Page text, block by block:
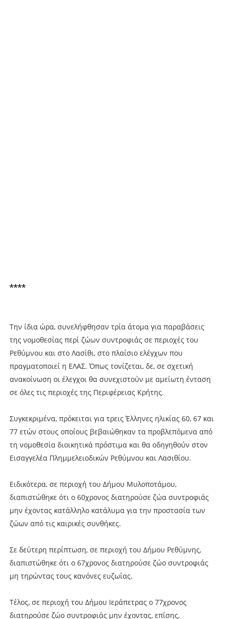
****
Την ίδια ώρα, συνελήφθησαν τρία άτομα για παραβάσεις
της νομοθεσίας περί ζώων συντροφιάς σε περιοχές του
Ρεθύμνου και στο Λασίθι, στο πλαίσιο ελέγχων που
πραγματοποιεί η ΕΛΑΣ. Όπως τονίζεται, δε, σε σχετική
ανακοίνωση οι έλεγχοι θα συνεχιστούν με αμείωτη ένταση
σε όλες τις περιοχές της Περιφέρειας Κρήτης.
Συγκεκριμένα, πρόκειται για τρεις Έλληνες ηλικίας 60, 67 και
77 ετών στους οποίους βεβαιώθηκαν τα προβλεπόμενα από
τη νομοθεσία διοικητικά πρόστιμα και θα οδηγηθούν στον
Εισαγγελέα Πλημμελειοδικών Ρεθύμνου και Λασιθίου.
Ειδικότερα, σε περιοχή του Δήμου Μυλοποτάμου,
διαπιστώθηκε ότι ο 60χρονος διατηρούσε ζώα συντροφιάς
μην έχοντας κατάλληλο κατάλυμα για την προστασία των
ζώων από τις καιρικές συνθήκες.
Σε δεύτερη περίπτωση, σε περιοχή του Δήμου Ρεθύμνης,
διαπιστώθηκε ότι ο 67χρονος διατηρούσε ζώο συντροφιάς
μη τηρώντας τους κανόνες ευζωίας.
Τέλος, σε περιοχή του Δήμου Ιεράπετρας ο 77χρονος
διατηρούσε ζώο συντροφιάς μην έχοντας, επίσης,